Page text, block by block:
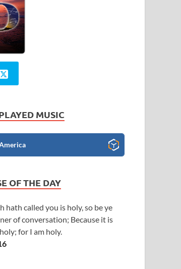
MUSIC
OF THE DAY
hath called you is holy, so be ye
of conversation; Because it is
for I am holy.